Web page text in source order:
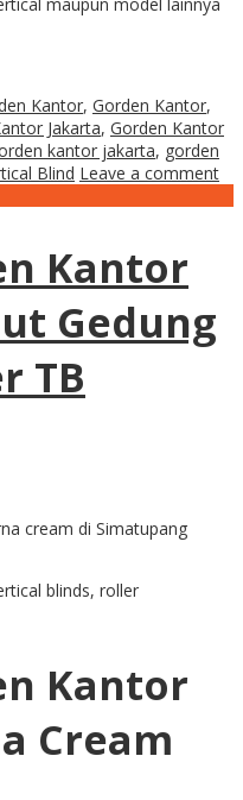
Kantor, Gorden Kantor,
Jakarta, Gorden Kantor
kantor jakarta, gorden
Blind Leave a comment
Kantor
Gedung
TB
blinds, roller
Kantor
Cream